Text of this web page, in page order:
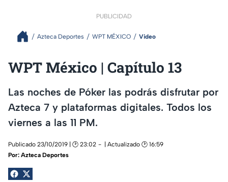
PUBLICIDAD
Azteca Deportes WPT MÉXICO Video
WPT México | Capítulo 13
Las noches de Póker las podrás disfrutar por
Azteca 7 y plataformas digitales. Todos los
viernes a las 11 PM.
Publicado 23/10/2019 | 🕑 23:02
| Actualizado 🕑 16:59
Por: Azteca Deportes